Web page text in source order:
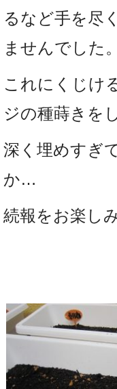
るなど手を尽
ませんでした。
これにくじけ
ジの種蒔きを
深く埋めすぎ
か…
続報をお楽し